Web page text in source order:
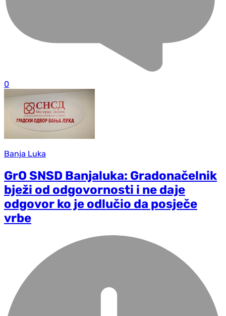
0
Banja Luka
GrO SNSD Banjaluka: Gradonačelnik
bježi od odgovornosti i ne daje
odgovor ko je odlučio da posječe
vrbe